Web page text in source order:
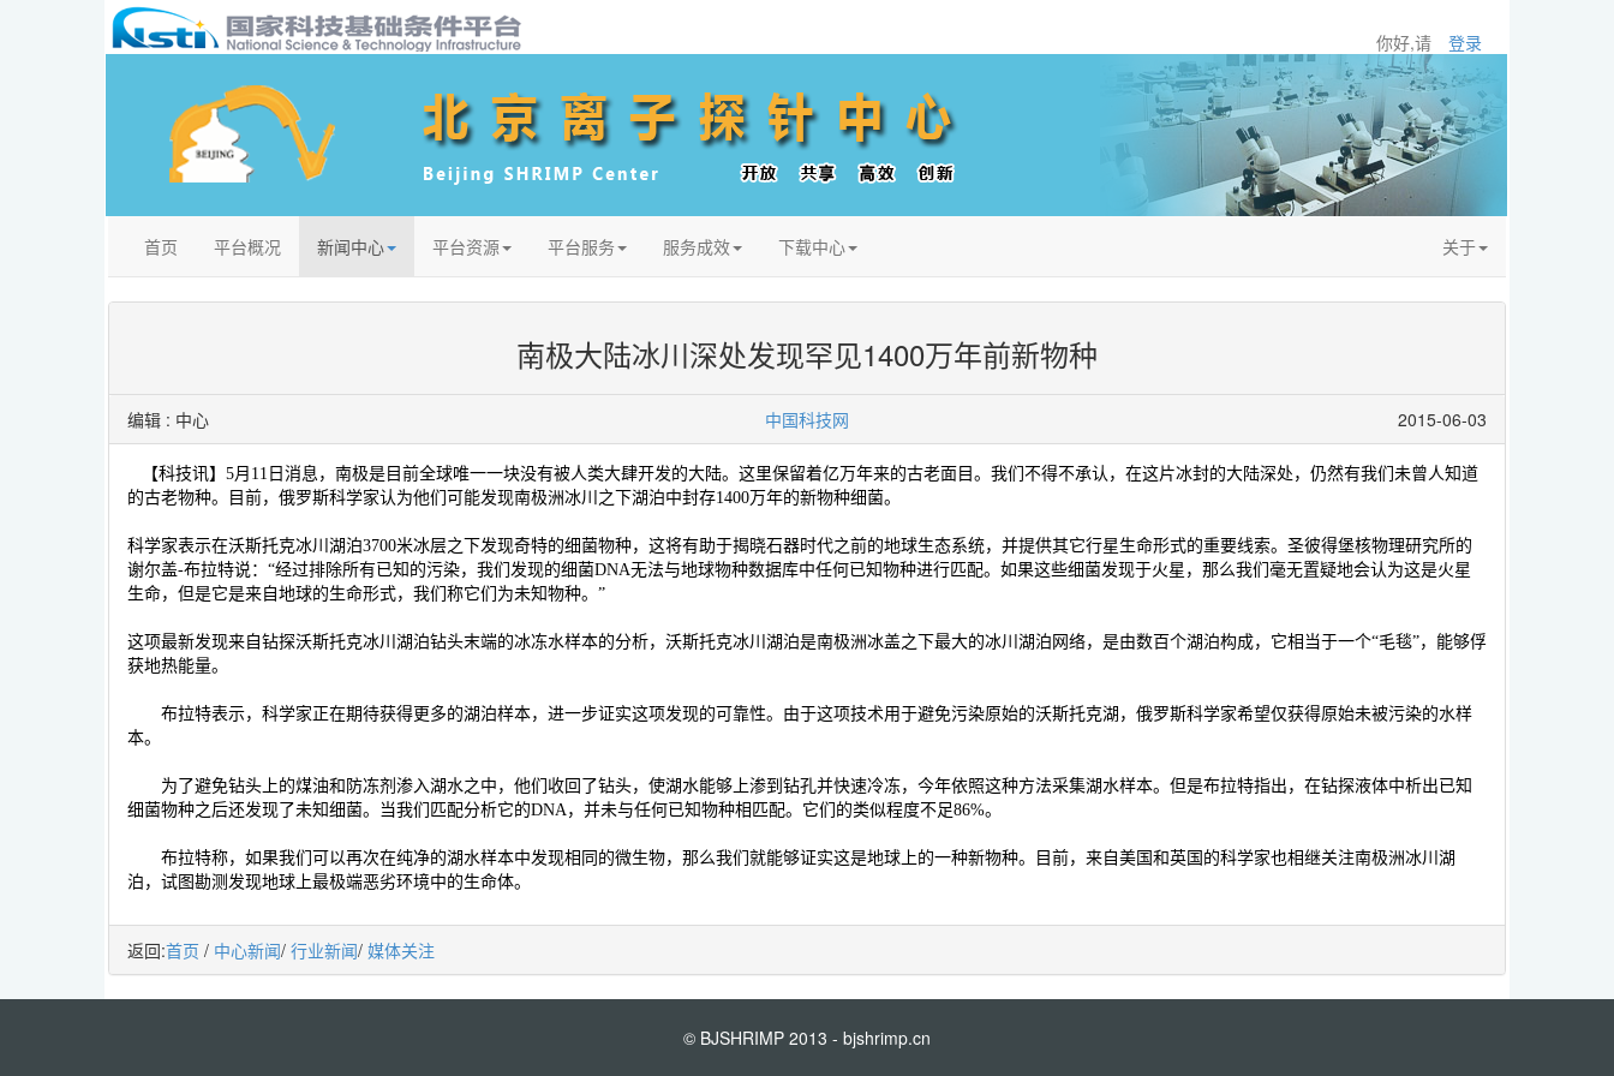
你好,请 登录
首页 平台概况 新闻中心 平台资源 平台服务 服务成效 下载中心 关于
南极大陆冰川深处发现罕见1400万年前新物种
编辑 : 中心 中国科技网 2015-06-03
【科技讯】5月11日消息，南极是目前全球唯一一块没有被人类大肆开发的大陆。这里保留着亿万年来的古老面目。我们不得不承认，在这片冰封的大陆深处，仍然有我们未曾人知道
的古老物种。目前，俄罗斯科学家认为他们可能发现南极洲冰川之下湖泊中封存1400万年的新物种细菌。
科学家表示在沃斯托克冰川湖泊3700米冰层之下发现奇特的细菌物种，这将有助于揭晓石器时代之前的地球生态系统，并提供其它行星生命形式的重要线索。圣彼得堡核物理研究所的
谢尔盖-布拉特说：“经过排除所有已知的污染，我们发现的细菌DNA无法与地球物种数据库中任何已知物种进行匹配。如果这些细菌发现于火星，那么我们毫无置疑地会认为这是火星
生命，但是它是来自地球的生命形式，我们称它们为未知物种。”
这项最新发现来自钻探沃斯托克冰川湖泊钻头末端的冰冻水样本的分析，沃斯托克冰川湖泊是南极洲冰盖之下最大的冰川湖泊网络，是由数百个湖泊构成，它相当于一个“毛毯”，能够俘
获地热能量。
布拉特表示，科学家正在期待获得更多的湖泊样本，进一步证实这项发现的可靠性。由于这项技术用于避免污染原始的沃斯托克湖，俄罗斯科学家希望仅获得原始未被污染的水样
本。
为了避免钻头上的煤油和防冻剂渗入湖水之中，他们收回了钻头，使湖水能够上渗到钻孔并快速冷冻，今年依照这种方法采集湖水样本。但是布拉特指出，在钻探液体中析出已知
细菌物种之后还发现了未知细菌。当我们匹配分析它的DNA，并未与任何已知物种相匹配。它们的类似程度不足86%。
布拉特称，如果我们可以再次在纯净的湖水样本中发现相同的微生物，那么我们就能够证实这是地球上的一种新物种。目前，来自美国和英国的科学家也相继关注南极洲冰川湖
泊，试图勘测发现地球上最极端恶劣环境中的生命体。
返回:首页 / 中心新闻/ 行业新闻/ 媒体关注
© BJSHRIMP 2013 - bjshrimp.cn